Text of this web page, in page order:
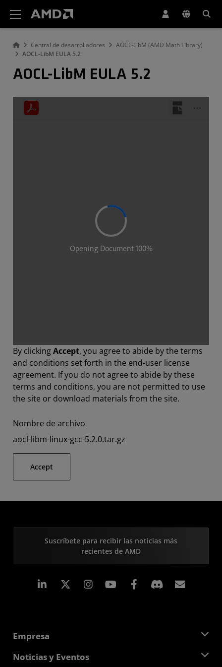
Central de desarrolladores
AOCL-LibM (AMD Math Library)
AOCL-LibM EULA 5.2
AOCL-LibM EULA 5.2
By clickingAccept, you agree to abide by the terms
and conditions set forth in the end-user license
agreement. If you do not agree to abide by these
terms and conditions, you are not permitted to use
the site or download materials from the site.
Nombre de archivo
aocl-libm-linux-gcc-5.2.0.tar.gz
Accept
Suscríbete para recibir las noticias más
recientes de AMD
LinkedIn Instagram Facebook
Empresa
Acerca de AMD
Noticias y Eventos